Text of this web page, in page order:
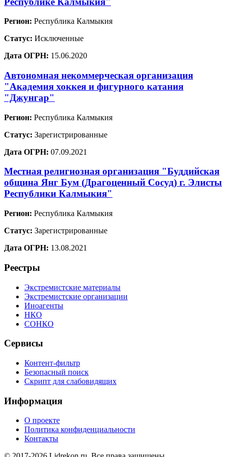
Регион: Республика Калмыкия
Статус: Исключенные
Дата ОГРН: 15.06.2020
Автономная некоммерческая организация
"Академия хоккея и фигурного катания
"Джунгар"
Регион: Республика Калмыкия
Статус: Зарегистрированные
Дата ОГРН: 07.09.2021
Местная религиозная организация "Буддийская
община Янг Бум (Драгоценный Сосуд) г. Элисты
Республики Калмыкия"
Регион: Республика Калмыкия
Статус: Зарегистрированные
Дата ОГРН: 13.08.2021
Реестры
Экстремистские материалы
Экстремистские организации
Иноагенты
НКО
СОНКО
Сервисы
Контент-фильтр
Безопасный поиск
Скрипт для слабовидящих
Информация
О проекте
Политика конфиденциальности
Контакты